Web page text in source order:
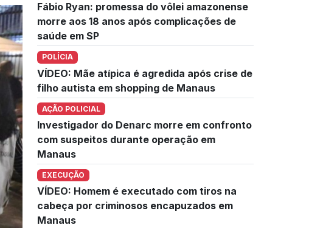
Fábio Ryan: promessa do vôlei amazonense
morre aos 18 anos após complicações de
saúde em SP
POLÍCIA
VÍDEO: Mãe atípica é agredida após crise de
filho autista em shopping de Manaus
AÇÃO POLICIAL
Investigador do Denarc morre em confronto
com suspeitos durante operação em
Manaus
EXECUÇÃO
VÍDEO: Homem é executado com tiros na
cabeça por criminosos encapuzados em
Manaus